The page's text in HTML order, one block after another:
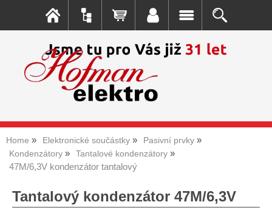
Home Elektronické součástky
Pasivní prvky
Kondenzátory
Tantalové kondenzátory
47M/6,3V kondenzátor tantalový
Tantalový kondenzátor 47M/6,3V